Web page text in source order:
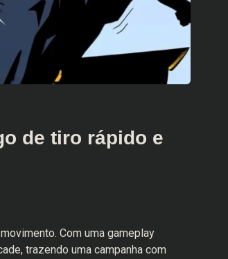
de tiro rápido e
Com uma gameplay
trazendo uma campanha com